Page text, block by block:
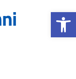
Apri la